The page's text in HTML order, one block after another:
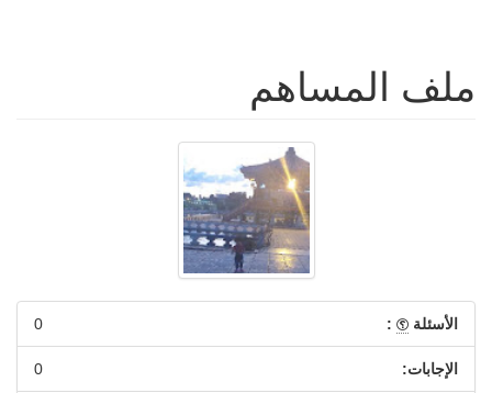
ملف المساهم
الأسئلة :
0
الإجابات: 0